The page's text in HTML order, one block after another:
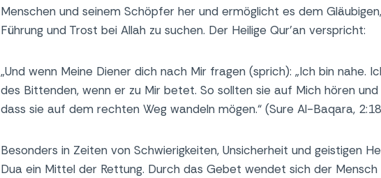
Menschen und seinem Schöpfer her und ermöglicht es dem
Führung und Trost bei Allah zu suchen. Der Heilige Qur’an verspricht:
„Und wenn Meine Diener dich nach Mir fragen (sprich): „Ich bin nahe.
des Bittenden, wenn er zu Mir betet. So sollten sie auf Mich hören
dass sie auf dem rechten Weg wandeln mögen.“ (Sure Al-Baqara,
Besonders in Zeiten von Schwierigkeiten, Unsicherheit und geistigen
Dua ein Mittel der Rettung. Durch das Gebet wendet sich der